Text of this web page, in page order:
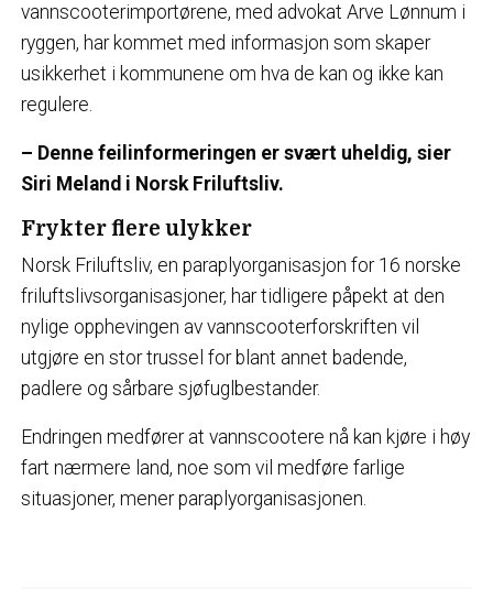
vannscooterimportørene, med advokat Arve Lønnum i
ryggen, har kommet med informasjon som skaper
usikkerhet i kommunene om hva de kan og ikke kan
regulere.
– Denne feilinformeringen er svært uheldig, sier
Siri Meland i Norsk Friluftsliv.
Frykter flere ulykker
Norsk Friluftsliv, en paraplyorganisasjon for 16 norske
friluftslivsorganisasjoner, har tidligere påpekt at den
nylige opphevingen av vannscooterforskriften vil
utgjøre en stor trussel for blant annet badende,
padlere og sårbare sjøfuglbestander.
Endringen medfører at vannscootere nå kan kjøre i høy
fart nærmere land, noe som vil medføre farlige
situasjoner, mener paraplyorganisasjonen.